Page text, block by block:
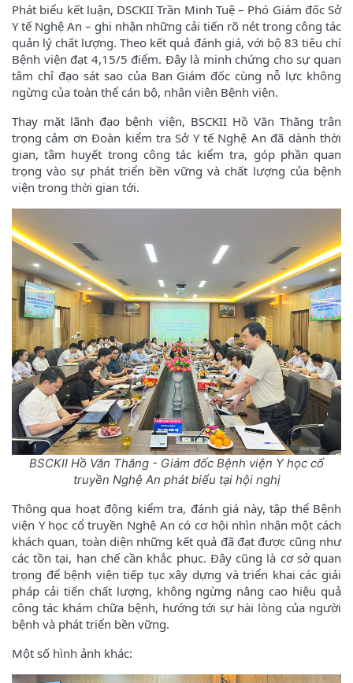
Phát biểu kết luận, DSCKII Trần Minh Tuệ – Phó Giám đốc Sở
Y tế Nghệ An – ghi nhận những cải tiến rõ nét trong công tác
quản lý chất lượng. Theo kết quả đánh giá, với bộ 83 tiêu chí
Bệnh viện đạt 4,15/5 điểm. Đây là minh chứng cho sự quan
tâm chỉ đạo sát sao của Ban Giám đốc cùng nỗ lực không
ngừng của toàn thể cán bộ, nhân viên Bệnh viện.
Thay mặt lãnh đạo bệnh viện, BSCKII Hồ Văn Thăng trân
trọng cảm ơn Đoàn kiểm tra Sở Y tế Nghệ An đã dành thời
gian, tâm huyết trong công tác kiểm tra, góp phần quan
trọng vào sự phát triển bền vững và chất lượng của bệnh
viện trong thời gian tới.
BSCKII Hồ Văn Thăng - Giám đốc Bệnh viện Y học cổ
truyền Nghệ An phát biểu tại hội nghị
Thông qua hoạt động kiểm tra, đánh giá này, tập thể Bệnh
viện Y học cổ truyền Nghệ An có cơ hội nhìn nhận một cách
khách quan, toàn diện những kết quả đã đạt được cũng như
các tồn tại, hạn chế cần khắc phục. Đây cũng là cơ sở quan
trọng để bệnh viện tiếp tục xây dựng và triển khai các giải
pháp cải tiến chất lượng, không ngừng nâng cao hiệu quả
công tác khám chữa bệnh, hướng tới sự hài lòng của người
bệnh và phát triển bền vững.
Một số hình ảnh khác: